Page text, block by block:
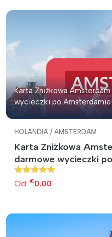
Karta Zniżkowa
wycieczki po
HOLANDIA / AMSTERDAM
Karta Zniżkowa
darmowe wycieczki
Od: €0.00